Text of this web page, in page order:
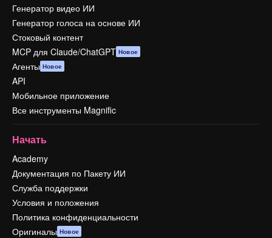
Генератор видео ИИ
Генератор голоса на основе ИИ
Стоковый контент
MCP для Claude/ChatGPT Новое
Агенты Новое
API
Мобильное приложение
Все инструменты Magnific
Начать
Academy
Документация по Пакету ИИ
Служба поддержки
Условия и положения
Политика конфиденциальности
Оригиналы Новое